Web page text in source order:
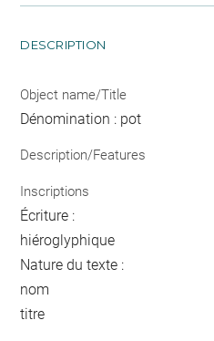
DESCRIPTION
Object name/Title
Dénomination : pot
Description/Features
Inscriptions
Écriture :
hiéroglyphique
Nature du texte :
nom
titre